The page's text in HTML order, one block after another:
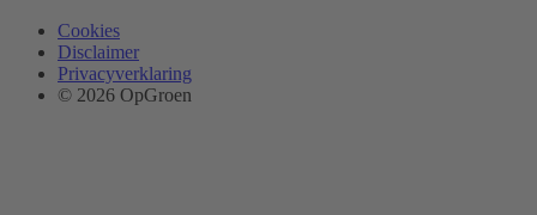
Cookies
Disclaimer
Privacyverklaring
© 2026 OpGroen